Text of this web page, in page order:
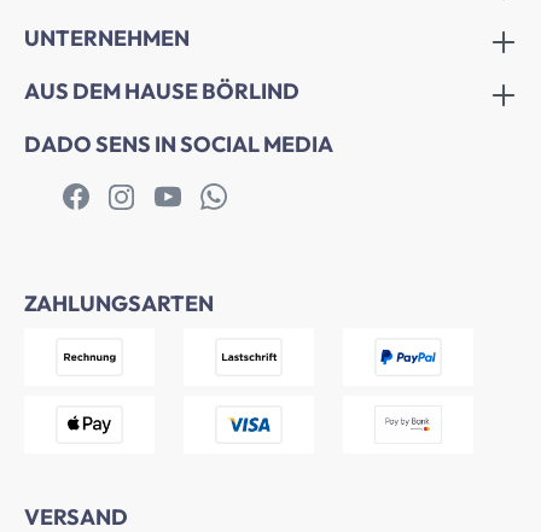
UNTERNEHMEN
AUS DEM HAUSE BÖRLIND
DADO SENS IN SOCIAL MEDIA
ZAHLUNGSARTEN
VERSAND